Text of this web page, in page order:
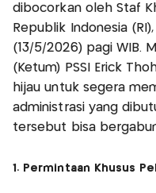
dibocorkan oleh Staf
Republik Indonesia
(13/5/2026) pagi WIB.
(Ketum) PSSI Erick
hijau untuk segera
administrasi yang
tersebut bisa
1. Permintaan Khusus